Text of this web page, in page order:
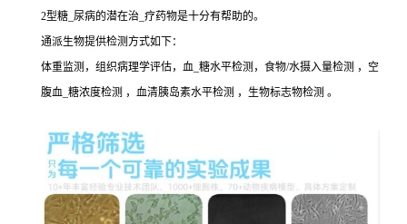
2型糖_尿病的潜在治_疗药物是十分有帮助的。
通派生物提供检测方式如下：
体重监测，组织病理学评估，血_糖水平检测，食物/水摄入量检测 ，空
腹血_糖浓度检测 ，血清胰岛素水平检测 ，生物标志物检测 。